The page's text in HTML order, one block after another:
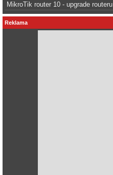
MikroTik router 10 - upgrade routeru
Reklama